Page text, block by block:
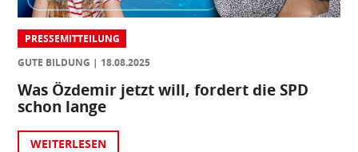
PRESSEMITTEILUNG
GUTE BILDUNG
18.08.2025
Was Özdemir jetzt will, fordert die SPD
schon lange
WEITERLESEN